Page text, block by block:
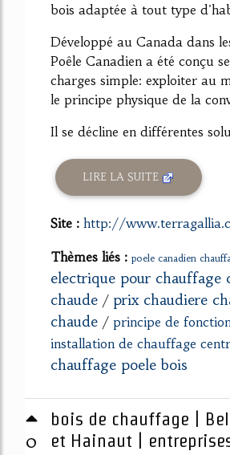
bois adaptée à tout type
Développé au Canada dans
Poêle Canadien a été conçu
charges simple: exploiter au
le principe physique de la
Il se décline en différentes
LIRE LA SUITE
Site : http://
Thèmes liés : poele canadien
electrique pour chauffage
chaude / prix chaudiere
chaude / principe de
installation de chauffage
chauffage poele bois
0
bois de chauffage |
et Hainaut |